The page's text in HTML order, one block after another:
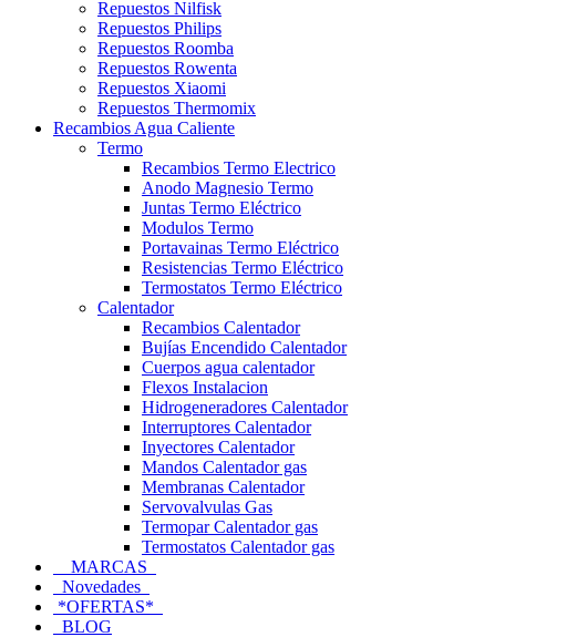
Repuestos Nilfisk
Repuestos Philips
Repuestos Roomba
Repuestos Rowenta
Repuestos Xiaomi
Repuestos Thermomix
Recambios Agua Caliente
Termo
Recambios Termo Electrico
Anodo Magnesio Termo
Juntas Termo Eléctrico
Modulos Termo
Portavainas Termo Eléctrico
Resistencias Termo Eléctrico
Termostatos Termo Eléctrico
Calentador
Recambios Calentador
Bujías Encendido Calentador
Cuerpos agua calentador
Flexos Instalacion
Hidrogeneradores Calentador
Interruptores Calentador
Inyectores Calentador
Mandos Calentador gas
Membranas Calentador
Servovalvulas Gas
Termopar Calentador gas
Termostatos Calentador gas
MARCAS
Novedades
*OFERTAS*
BLOG